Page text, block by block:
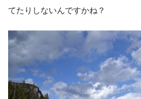
てたりしないんですかね？